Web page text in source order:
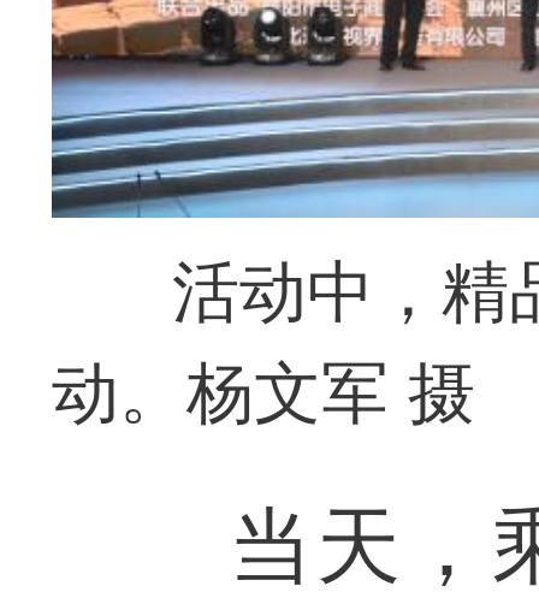
活动中，精
动。杨文军 摄
当天，乘